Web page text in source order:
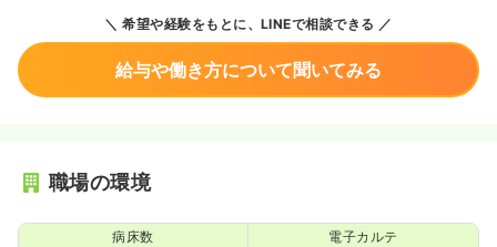
希望や経験をもとに、LINEで相談できる
給与や働き方について聞いてみる
職場の環境
病床数 電子カルテ